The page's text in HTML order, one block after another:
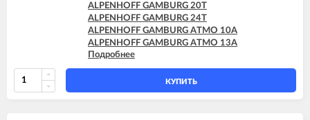
ALPENHOFF GAMBURG 20T
ALPENHOFF GAMBURG 24T
ALPENHOFF GAMBURG ATMO 10A
ALPENHOFF GAMBURG ATMO 13A
ALPENHOFF GAMBURG ATMO 16A
ALPENHOFF GAMBURG ATMO 20A
ALPENHOFF GAMBURG ATMO 24A
Подробнее
КУПИТЬ